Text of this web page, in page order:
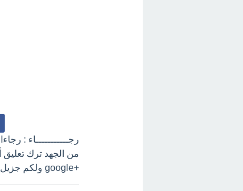
رجـــــــــــاء :
+google ولكم جزيل الشكر